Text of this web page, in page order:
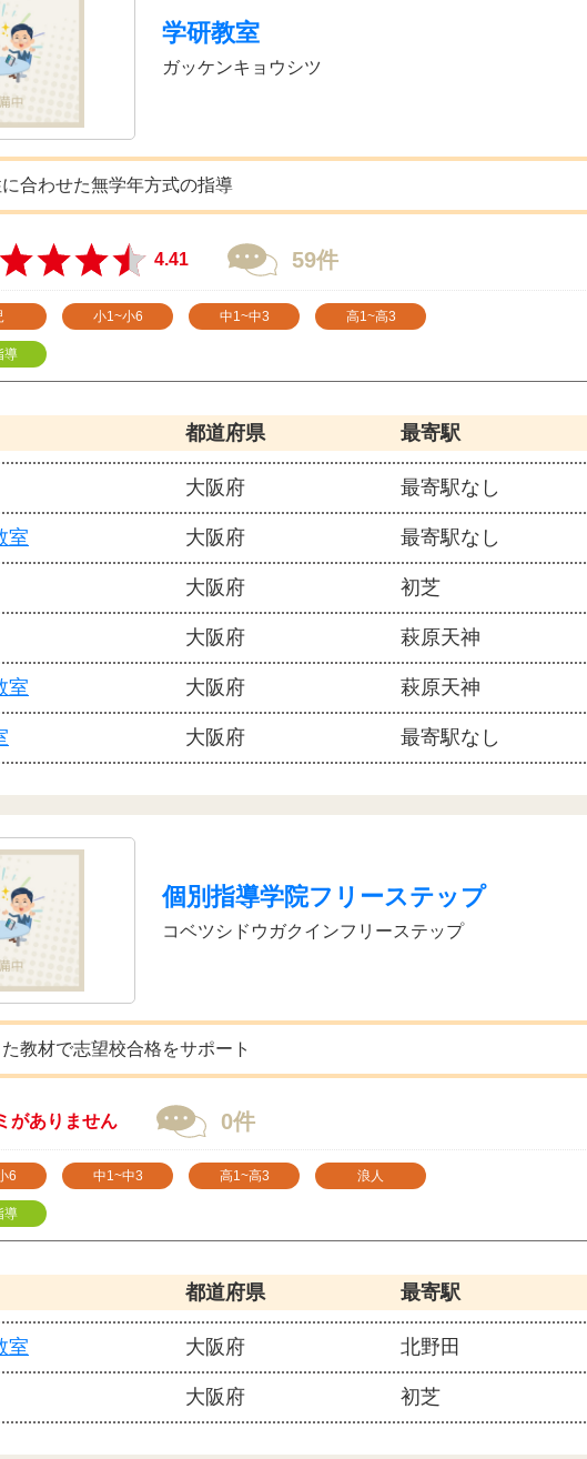
学研教室
ガッケンキョウシツ
合わせた無学年方式の指導
4.41 59件
小1~小6 中1~中3 高1~高3
導
都道府県 最寄駅
大阪府 最寄駅なし
室 大阪府 最寄駅なし
大阪府 初芝
大阪府 萩原天神
室 大阪府 萩原天神
大阪府 最寄駅なし
個別指導学院フリーステップ
コベツシドウガクインフリーステップ
教材で志望校合格をサポート
がありません 0件
6 中1~中3 高1~高3 浪人
導
都道府県 最寄駅
室 大阪府 北野田
大阪府 初芝